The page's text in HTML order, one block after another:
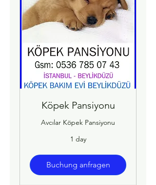
Köpek Pansiyonu
Avcılar Köpek Pansiyonu
1 day
Buchung anfragen